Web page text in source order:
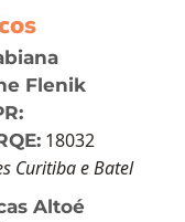
Flenik
18032
Curitiba e Batel
Altoé